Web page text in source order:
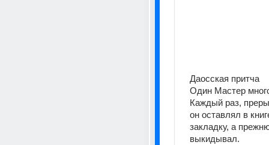
Даосская притча
Один Мастер
Каждый раз,
он оставлял в
закладку, а
выкидывал.